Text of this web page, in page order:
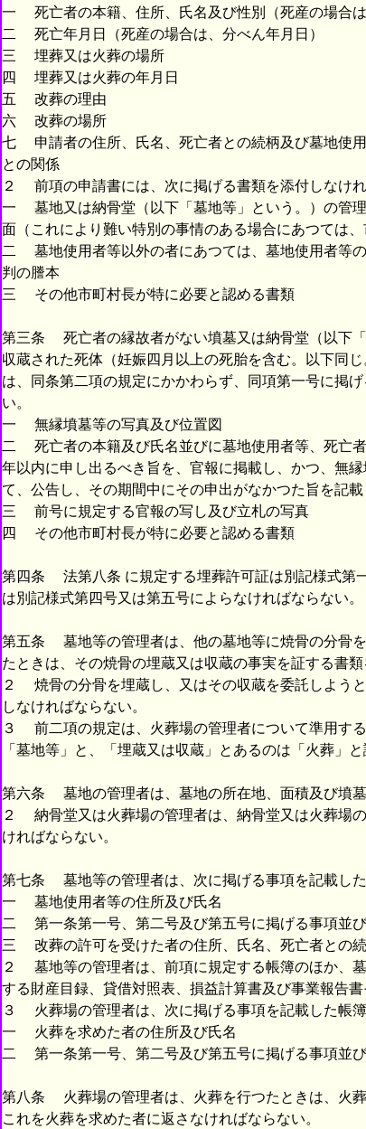
一 死亡者の本籍、住所、氏名及び性別（死産の場合は
二 死亡年月日（死産の場合は、分べん年月日）
三 埋葬又は火葬の場所
四 埋葬又は火葬の年月日
五 改葬の理由
六 改葬の場所
七 申請者の住所、氏名、死亡者との続柄及び墓地使
との関係
２ 前項の申請書には、次に掲げる書類を添付しなけれ
一 墓地又は納骨堂（以下「墓地等」という。）の管
面（これにより難い特別の事情のある場合にあつては
二 墓地使用者等以外の者にあつては、墓地使用者等
判の謄本
三 その他市町村長が特に必要と認める書類
第三条 死亡者の縁故者がない墳墓又は納骨堂（以下
収蔵された死体（妊娠四月以上の死胎を含む。以下同
は、同条第二項の規定にかかわらず、同項第一号に掲
い。
一 無縁墳墓等の写真及び位置図
二 死亡者の本籍及び氏名並びに墓地使用者等、死亡
年以内に申し出るべき旨を、官報に掲載し、かつ、無
て、公告し、その期間中にその申出がなかつた旨を記
三 前号に規定する官報の写し及び立札の写真
四 その他市町村長が特に必要と認める書類
第四条 法第八条 に規定する埋葬許可証は別記様式第
は別記様式第四号又は第五号によらなければならない。
第五条 墓地等の管理者は、他の墓地等に焼骨の分骨
たときは、その焼骨の埋蔵又は収蔵の事実を証する書
２ 焼骨の分骨を埋蔵し、又はその収蔵を委託しよう
しなければならない。
３ 前二項の規定は、火葬場の管理者について準用す
「墓地等」と、「埋蔵又は収蔵」とあるのは「火葬」
第六条 墓地の管理者は、墓地の所在地、面積及び墳
２ 納骨堂又は火葬場の管理者は、納骨堂又は火葬場
ければならない。
第七条 墓地等の管理者は、次に掲げる事項を記載した
一 墓地使用者等の住所及び氏名
二 第一条第一号、第二号及び第五号に掲げる事項並
三 改葬の許可を受けた者の住所、氏名、死亡者との
２ 墓地等の管理者は、前項に規定する帳簿のほか、
する財産目録、貸借対照表、損益計算書及び事業報告
３ 火葬場の管理者は、次に掲げる事項を記載した帳簿
一 火葬を求めた者の住所及び氏名
二 第一条第一号、第二号及び第五号に掲げる事項並
第八条 火葬場の管理者は、火葬を行つたときは、火
これを火葬を求めた者に返さなければならない。